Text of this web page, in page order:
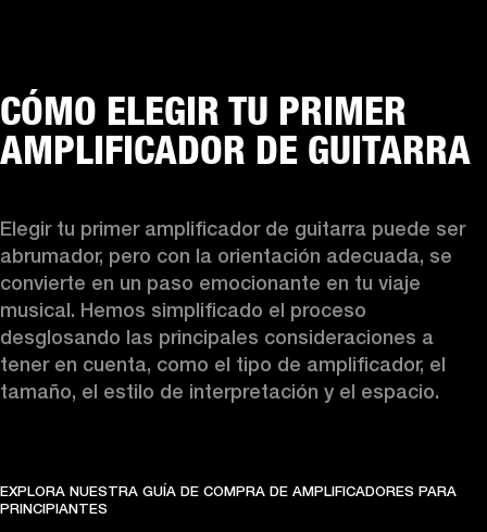
CÓMO ELEGIR TU PRIMER
AMPLIFICADOR DE GUITARRA
Elegir tu primer amplificador de guitarra puede ser
abrumador, pero con la orientación adecuada, se
convierte en un paso emocionante en tu viaje
musical. Hemos simplificado el proceso
desglosando las principales consideraciones a
tener en cuenta, como el tipo de amplificador, el
tamaño, el estilo de interpretación y el espacio.
EXPLORA NUESTRA GUÍA DE COMPRA DE AMPLIFICADORES PARA
PRINCIPIANTES